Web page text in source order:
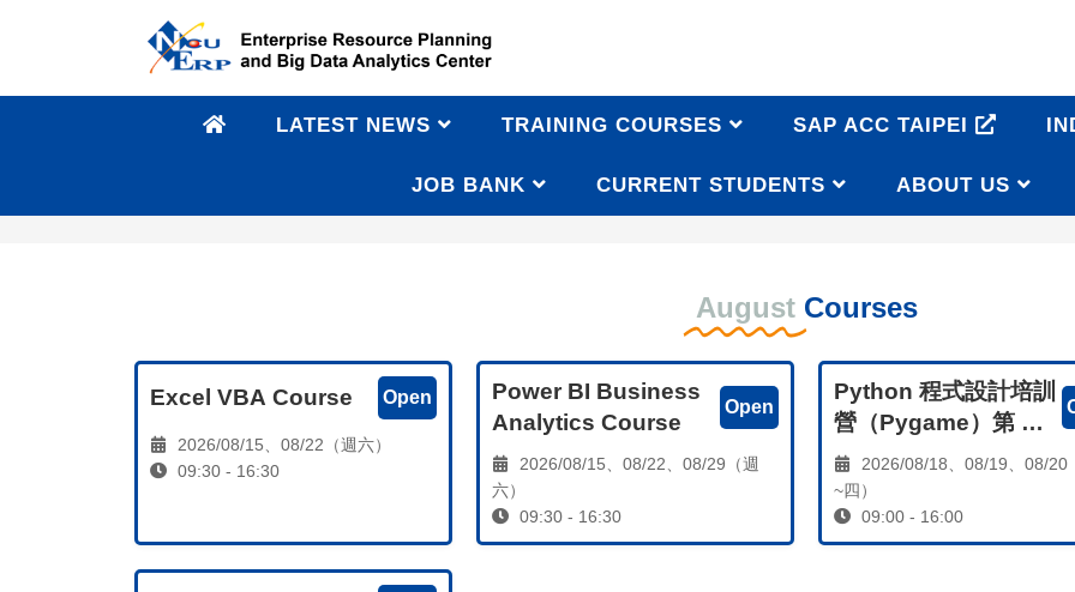
LATEST NEWS TRAINING COURSES SAP ACC TAIPEI
JOB BANK CURRENT STUDENTS ABOUT US
August Courses
Excel VBA Course Open
2026/08/15、08/22（週六）
09:30 - 16:30
Power BI Business
Analytics Course
Open
2026/08/15、08/22、08/29（週
六）
09:30 - 16:30
Python 程式設計培訓
營（Pygame）第 4
梯次2026/08/18、08/19、08/20
~四）
09:00 - 16:00